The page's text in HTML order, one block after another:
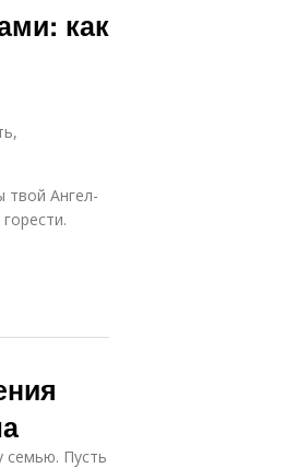
как
Ангел-
семью. Пусть